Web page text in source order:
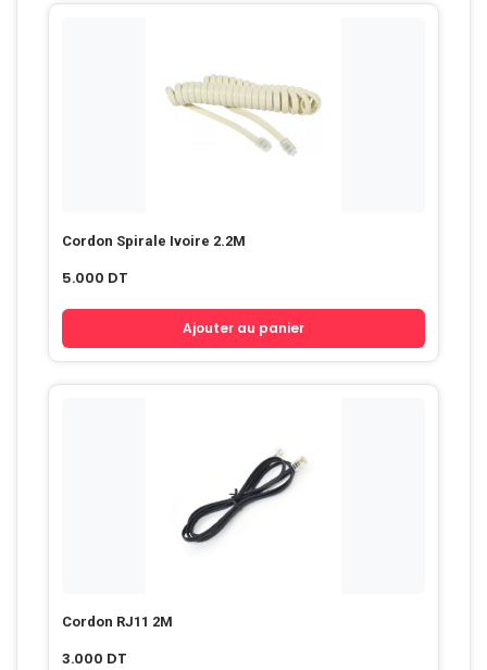
Cordon Spirale Ivoire 2.2M
5.000 DT
Ajouter au panier
Cordon RJ11 2M
3.000 DT